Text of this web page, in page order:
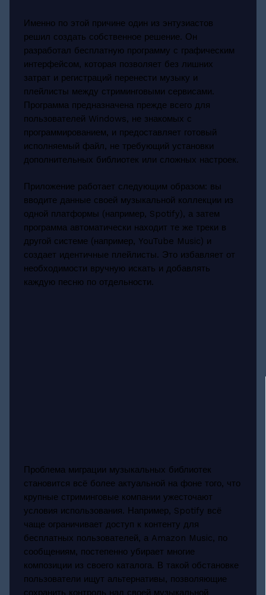
Именно по этой причине один из энтузиастов
решил создать собственное решение. Он
разработал бесплатную программу с графическим
интерфейсом, которая позволяет без лишних
затрат и регистраций перенести музыку и
плейлисты между стриминговыми сервисами.
Программа предназначена прежде всего для
пользователей Windows, не знакомых с
программированием, и предоставляет готовый
исполняемый файл, не требующий установки
дополнительных библиотек или сложных настроек.
Приложение работает следующим образом: вы
вводите данные своей музыкальной коллекции из
одной платформы (например, Spotify), а затем
программа автоматически находит те же треки в
другой системе (например, YouTube Music) и
создает идентичные плейлисты. Это избавляет от
необходимости вручную искать и добавлять
каждую песню по отдельности.
Проблема миграции музыкальных библиотек
становится всё более актуальной на фоне того, что
крупные стриминговые компании ужесточают
условия использования. Например, Spotify всё
чаще ограничивает доступ к контенту для
бесплатных пользователей, а Amazon Music, по
сообщениям, постепенно убирает многие
композиции из своего каталога. В такой обстановке
пользователи ищут альтернативы, позволяющие
сохранить контроль над своей музыкальной